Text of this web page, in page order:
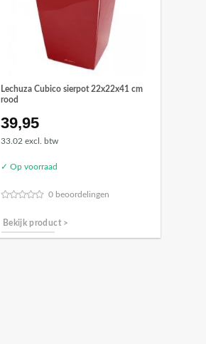
Lechuza Cubico sierpot 22x22x41 cm
rood
39,95
33.02 excl. btw
✓ Op voorraad
0 beoordelingen
Bekijk product >